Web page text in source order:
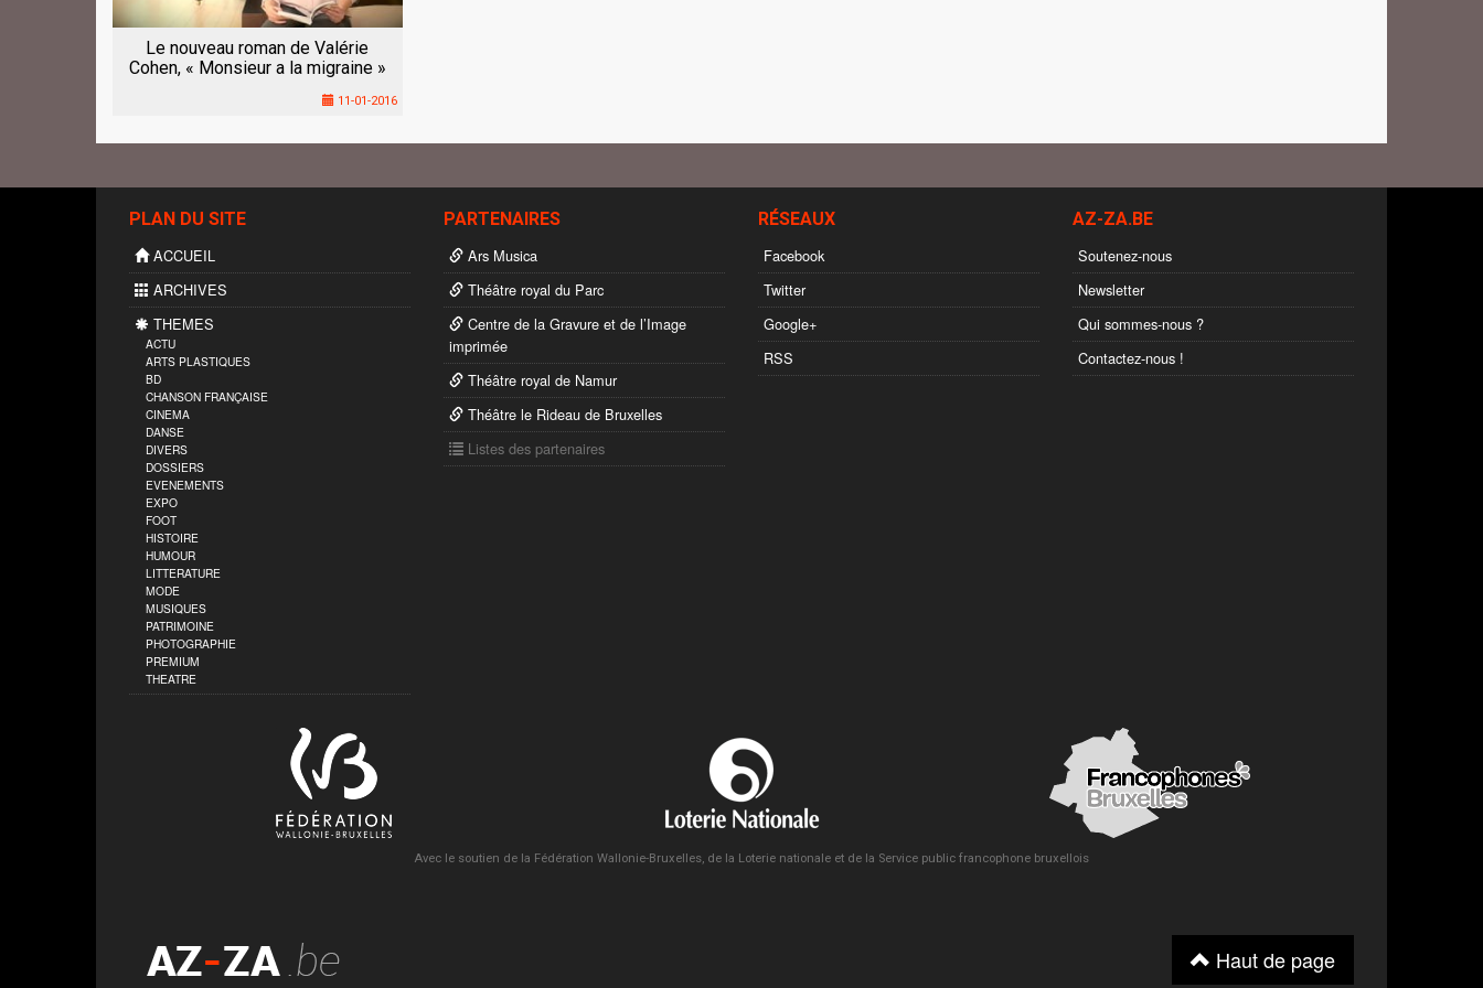
Le nouveau roman de Valérie
Cohen, « Monsieur a la migraine »
11-01-2016
PLAN DU SITE
ACCUEIL
ARCHIVES
THEMES
ACTU
ARTS PLASTIQUES
BD
CHANSON FRANÇAISE
CINEMA
DANSE
DIVERS
DOSSIERS
EVENEMENTS
EXPO
FOOT
HISTOIRE
HUMOUR
LITTERATURE
MODE
MUSIQUES
PATRIMOINE
PHOTOGRAPHIE
PREMIUM
THEATRE
PARTENAIRES
Ars Musica
Théâtre royal du Parc
Centre de la Gravure et de l’Image
imprimée
Théâtre royal de Namur
Théâtre le Rideau de Bruxelles
Listes des partenaires
RÉSEAUX
Facebook
Twitter
Google+
RSS
AZ-ZA.BE
Soutenez-nous
Newsletter
Qui sommes-nous ?
Contactez-nous !
Avec le soutien de la Fédération Wallonie-Bruxelles, de la Loterie nationale et de la Service public francophone bruxellois
Haut de page